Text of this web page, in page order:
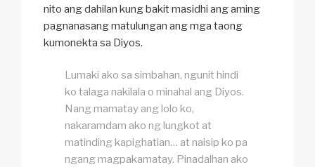
nito ang dahilan kung bakit masidhi ang aming
pagnanasang matulungan ang mga taong
kumonekta sa Diyos.
Lumaki ako sa simbahan, ngunit hindi
ko talaga nakilala o minahal ang Diyos.
Nang mamatay ang lolo ko,
nakaramdam ako ng lungkot at
matinding kapighatian… at naisip ko pa
ngang magpakamatay. Pinadalhan ako